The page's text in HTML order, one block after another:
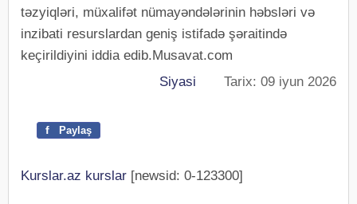
təzyiqləri, müxalifət nümayəndələrinin həbsləri və
inzibati resurslardan geniş istifadə şəraitində
keçirildiyini iddia edib.Musavat.com
Siyasi Tarix: 09 iyun 2026
f Paylaş
Kurslar.az kurslar [newsid: 0-123300]